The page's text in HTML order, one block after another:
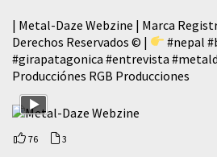
| Metal-Daze Webzine | Marca
Derechos Reservados © |
#nepal
#girapatagonica #entrevista
Producciónes RGB Producciones
76 3